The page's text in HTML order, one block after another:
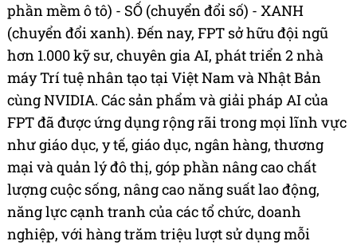
phần mềm ô tô) - SỐ (chuyển đổi số) - XANH
(chuyển đổi xanh). Đến nay, FPT sở hữu đội ngũ
hơn 1.000 kỹ sư, chuyên gia AI, phát triển 2 nhà
máy Trí tuệ nhân tạo tại Việt Nam và Nhật Bản
cùng NVIDIA. Các sản phẩm và giải pháp AI của
FPT đã được ứng dụng rộng rãi trong mọi lĩnh vực
như giáo dục, y tế, giáo dục, ngân hàng, thương
mại và quản lý đô thị, góp phần nâng cao chất
lượng cuộc sống, nâng cao năng suất lao động,
năng lực cạnh tranh của các tổ chức, doanh
nghiệp, với hàng trăm triệu lượt sử dụng mỗi